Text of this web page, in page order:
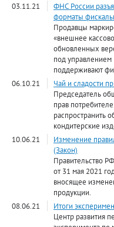
03.11.21
ФНС России
форматы
Продавцы
«внешнее
обновленных
под управлением
поддерживают
06.10.21
Чай и сладости
Председатель
прав
распространить
кондитерские
10.06.21
Изменение
(Закон)
Правительство
от 31 мая 2021
вносящее
продукции.
08.06.21
Итоги
Центр развития